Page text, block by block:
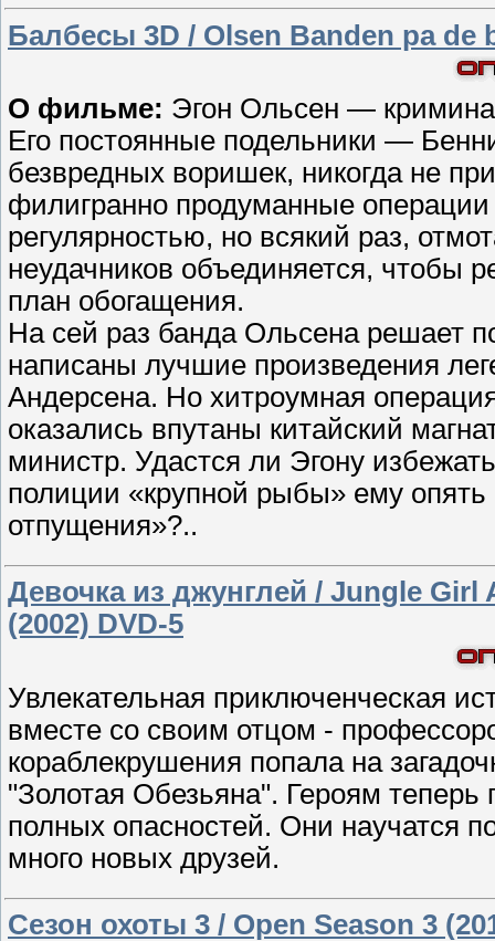
Балбесы 3D / Olsen Banden pa de
О фильме: Эгон Ольсен —
Его постоянные подельники —
безвредных воришек, никогда не
филигранно продуманные
регулярностью, но всякий раз,
неудачников объединяется, чтобы
план обогащения.
На сей раз банда Ольсена решает
написаны лучшие произведения
Андерсена. Но хитроумная
оказались впутаны китайский
министр. Удастся ли Эгону
полиции «крупной рыбы» ему опять
отпущения»?..
Девочка из джунглей / Jungle
(2002) DVD-5
Увлекательная приключенческая
вместе со своим отцом -
кораблекрушения попала на
"Золотая Обезьяна". Героям теперь
полных опасностей. Они научатся
много новых друзей.
Сезон охоты 3 / Open Season 3